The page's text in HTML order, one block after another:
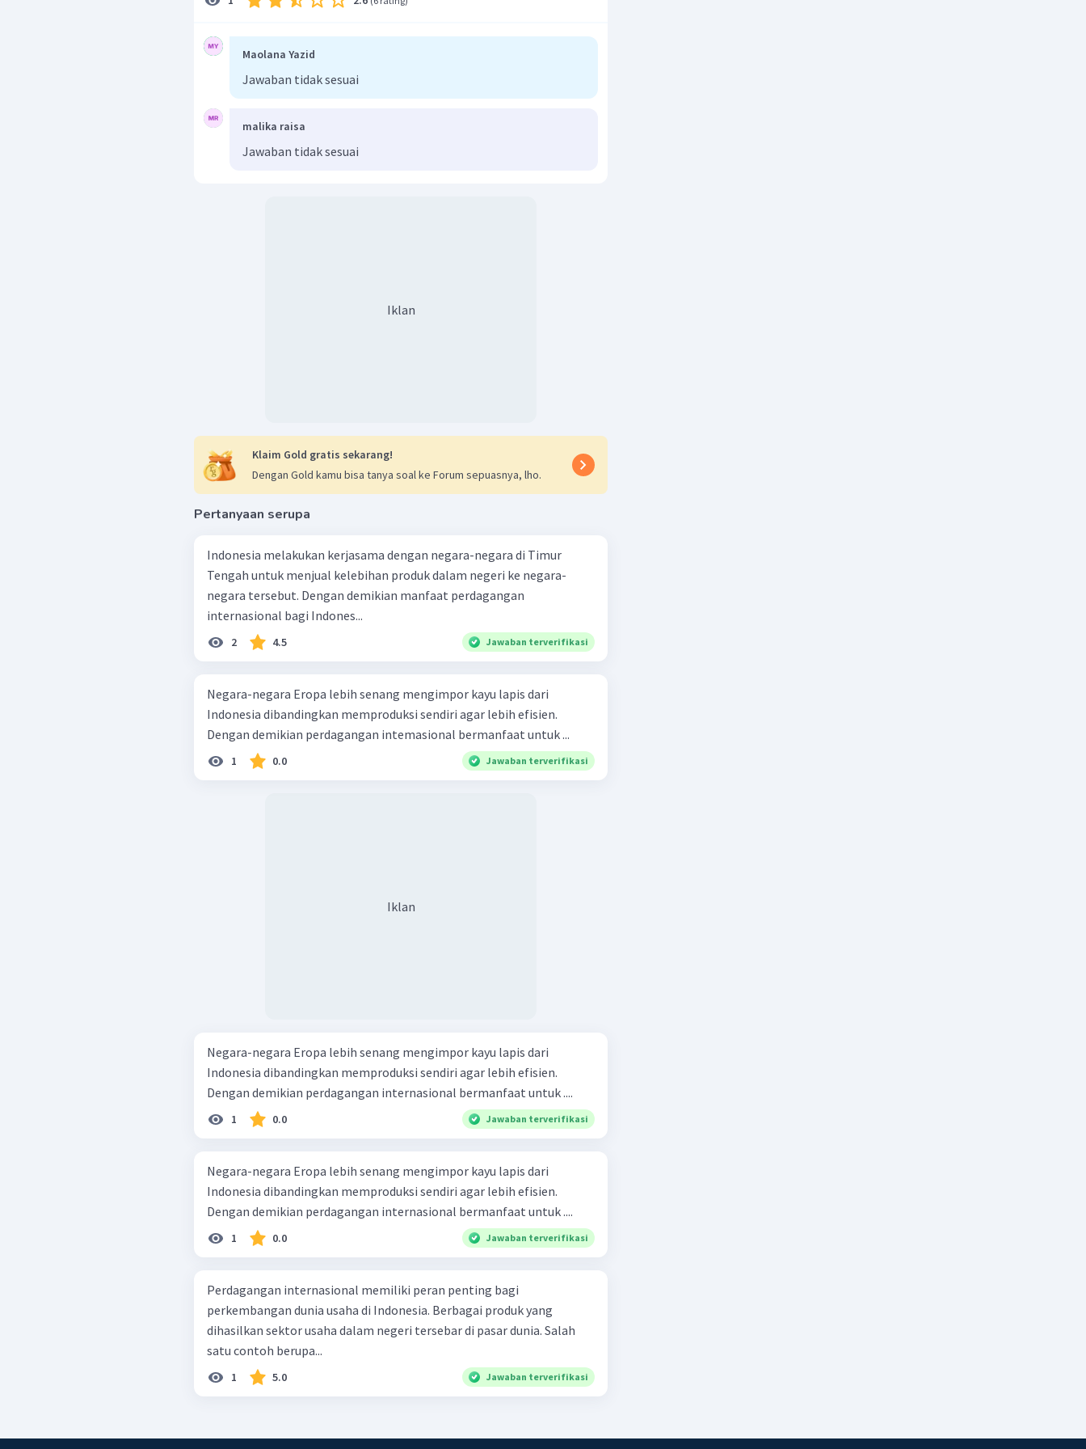
Maolana Yazid
Jawaban tidak sesuai
malika raisa
Jawaban tidak sesuai
Iklan
Klaim Gold gratis sekarang!
Dengan Gold kamu bisa tanya soal ke Forum sepuasnya, lho.
Pertanyaan serupa
Indonesia melakukan kerjasama dengan negara-negara di Timur
Tengah untuk menjual kelebihan produk dalam negeri ke negara-
negara tersebut. Dengan demikian manfaat perdagangan
internasional bagi Indones...
2 4.5 Jawaban terverifikasi
Negara-negara Eropa lebih senang mengimpor kayu lapis dari
Indonesia dibandingkan memproduksi sendiri agar lebih efisien.
Dengan demikian perdagangan intemasional bermanfaat untuk ...
1 0.0 Jawaban terverifikasi
Iklan
Negara-negara Eropa lebih senang mengimpor kayu lapis dari
Indonesia dibandingkan memproduksi sendiri agar lebih efisien.
Dengan demikian perdagangan internasional bermanfaat untuk ....
1 0.0 Jawaban terverifikasi
Negara-negara Eropa lebih senang mengimpor kayu lapis dari
Indonesia dibandingkan memproduksi sendiri agar lebih efisien.
Dengan demikian perdagangan internasional bermanfaat untuk ....
1 0.0 Jawaban terverifikasi
Perdagangan internasional memiliki peran penting bagi
perkembangan dunia usaha di Indonesia. Berbagai produk yang
dihasilkan sektor usaha dalam negeri tersebar di pasar dunia. Salah
satu contoh berupa...
1 5.0 Jawaban terverifikasi